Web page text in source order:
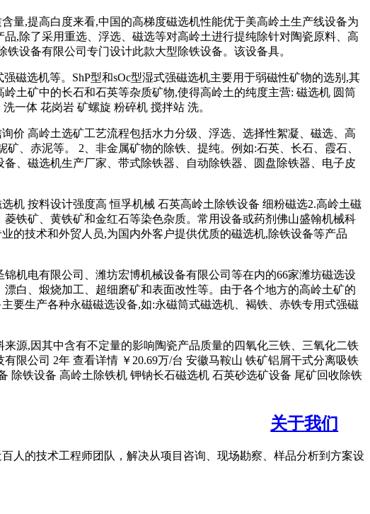
量,提高白度来看,中国的高梯度磁选机性能优于美高岭土生产线设备为
,除了采用重选、浮选、磁选等对高岭土进行提纯除针对陶瓷原料、高
设备有限公司专门设计此款大型除铁设备。该设备具。
磁选机等。ShP型和sOc型湿式强磁选机主要用于弱磁性矿物的选别,其
土矿中的长石和石英等杂质矿物,使得高岭土的纯度主营: 磁选机 圆筒
一体 花岗岩 矿螺旋 粉碎机 搅拌站 洗。
价 高岭土选矿工艺流程包括水力分级、浮选、选择性絮凝、磁选、高
、赤泥等。 2、非金属矿物的除铁、提纯。例如:石英、长石、霞石、
、磁选机生产厂家、带式除铁器、自动除铁器、圆盘除铁器、电子皮
机 按料设计强度高 恒孚机械 石英高岭土除铁设备 细粉磁选2.⾼岭⼟磁
铁矿、黄铁矿和⾦红⽯等染⾊杂质。常⽤设备或药剂佛山盛翰机械科
的技术和外贸人员,为国内外客户提供优质的磁选机,除铁设备等产品
机电有限公司、潍坊宏博机械设备有限公司等在内的66家潍坊磁选设
白、煅烧加工、超细磨矿和表面改性等。由于各个地方的高岭土矿的
生产各种永磁磁选设备,如:永磁筒式磁选机、褐铁、赤铁专用式强磁
源,因其中含有不定量的影响陶瓷产品质量的四氧化三铁、三氧化二铁
限公司 2年 查看详情 ￥20.69万/台 安徽马鞍山 铁矿铝屑干式分离吸铁
除铁设备 高岭土除铁机 钾钠长石磁选机 石英砂选矿设备 尾矿回收除铁
关于我们
人的技术工程师团队，解决从项目咨询、现场勘察、样品分析到方案设